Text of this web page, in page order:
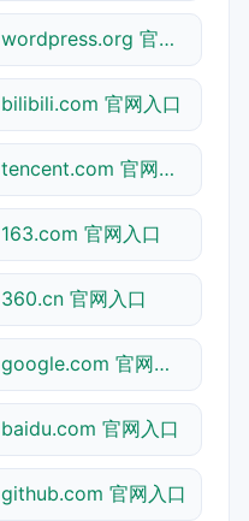
wordpress.org 官网入口
bilibili.com 官网入口
tencent.com 官网入口
163.com 官网入口
360.cn 官网入口
google.com 官网入口
baidu.com 官网入口
github.com 官网入口